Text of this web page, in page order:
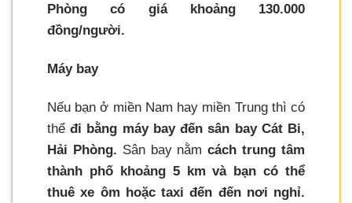
Phòng có giá khoảng 130.000
đồng/người.
Máy bay
Nếu bạn ở miền Nam hay miền Trung thì có
thểđi bằng máy bay đến sân bay Cát Bi,
Hải Phòng. Sân bay nằmcách trung tâm
thành phố khoảng 5 km và bạn có thể
thuê xe ôm hoặc taxi đến đến nơi nghỉ.